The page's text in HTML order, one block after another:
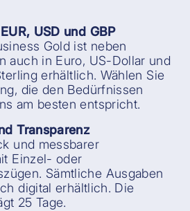
USD und GBP
Gold ist neben
auch in Euro, US-Dollar und
erhältlich. Wählen Sie
die den Bedürfnissen
am besten entspricht.
Transparenz
und messbarer
Einzel- oder
Sämtliche Ausgaben
digital erhältlich. Die
25 Tage.